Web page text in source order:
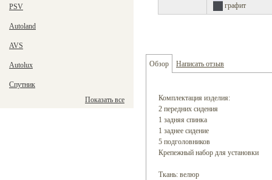
PSV
Autoland
AVS
Autolux
Спутник
Показать все
графит
Обзор Написать отзыв
Комплектация изделия:
2 передних сидения
1 задняя спинка
1 заднее сидение
5 подголовников
Крепежный набор для установки
Ткань: велюр